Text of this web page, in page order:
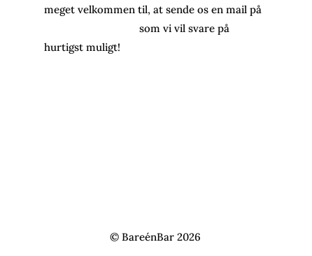
meget velkommen til, at sende os en mail på
som vi vil svare på
hurtigst muligt!
© BareénBar 2026